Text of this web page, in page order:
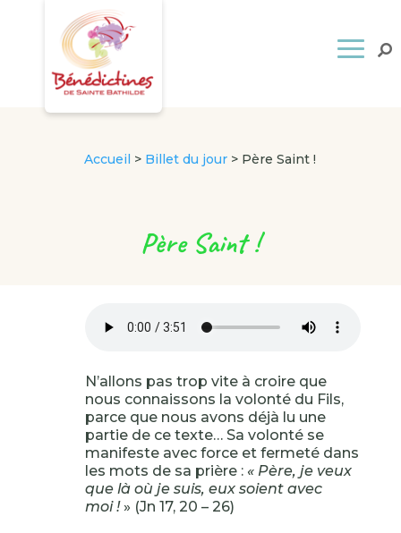
Accueil > Billet du jour > Père Saint !
Père Saint !
N’allons pas trop vite à croire que
nous connaissons la volonté du Fils,
parce que nous avons déjà lu une
partie de ce texte… Sa volonté se
manifeste avec force et fermeté dans
les mots de sa prière : « Père, je veux
que là où je suis, eux soient avec
moi !» (Jn 17, 20 – 26)